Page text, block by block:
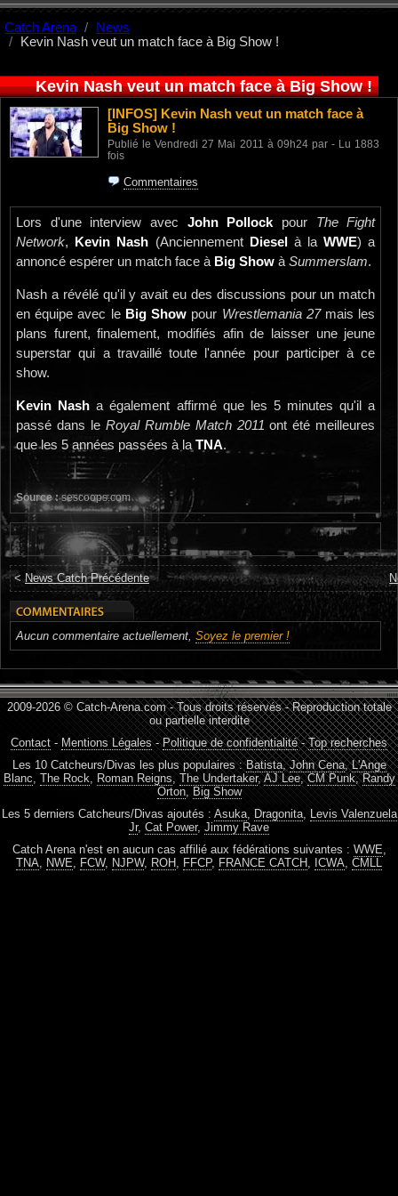
Catch Arena
News
Kevin Nash veut un match face à Big Show !
Kevin Nash veut un match face à Big Show !
[INFOS] Kevin Nash veut un match face à
Big Show !
Publié le Vendredi 27 Mai 2011 à 09h24 par - Lu 1883
fois
Commentaires
Lors d'une interview avec John Pollock pour The Fight
Network, Kevin Nash (Anciennement Diesel à laWWE) a
annoncé espérer un match face à Big Show à Summerslam.
Nash a révélé qu'il y avait eu des discussions pour un match
en équipe avec le Big Show pour Wrestlemania 27 mais les
plans furent, finalement, modifiés afin de laisser une jeune
superstar qui a travaillé toute l'année pour participer à ce
show.
Kevin Nash a également affirmé que les 5 minutes qu'il a
passé dans le Royal Rumble Match 2011 ont été meilleures
que les 5 années passées à la TNA.
Source :sescoops.com
<News Catch Précédente
Aucun commentaire actuellement, Soyez le premier !
2009-2026 © Catch-Arena.com - Tous droits réservés - Reproduction totale
ou partielle interdite
Contact - Mentions Légales-Politique de confidentialité-Top recherches
Les 10 Catcheurs/Divas les plus populaires :Batista,John Cena,L'Ange
Blanc, The Rock, Roman Reigns, The Undertaker,AJ Lee,CM Punk,Randy
Orton, Big Show
Les 5 derniers Catcheurs/Divas ajoutés : Asuka, Dragonita, Levis Valenzuela
Jr, Cat Power, Jimmy Rave
Catch Arena n'est en aucun cas affilié aux fédérations suivantes : WWE,
TNA, NWE, FCW, NJPW, ROH , FFCP, FRANCE CATCH , ICWA, CMLL